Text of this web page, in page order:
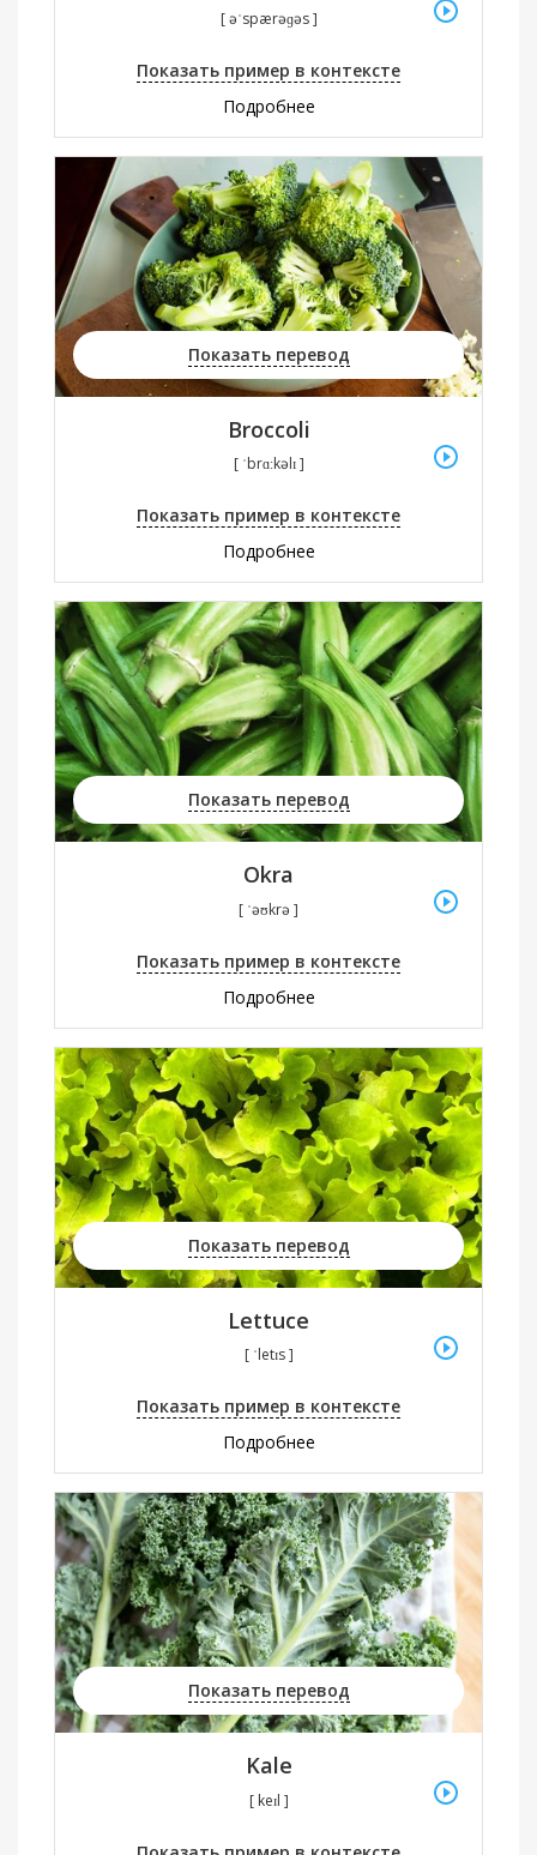
[ əˈspærəɡəs ]
Показать пример в контексте
Подробнее
Показать перевод
Broccoli
[ ˈbrɑːkəlɪ ]
Показать пример в контексте
Подробнее
Показать перевод
Okra
[ ˈəʊkrə ]
Показать пример в контексте
Подробнее
Показать перевод
Lettuce
[ ˈletɪs ]
Показать пример в контексте
Подробнее
Показать перевод
Kale
[ keɪl ]